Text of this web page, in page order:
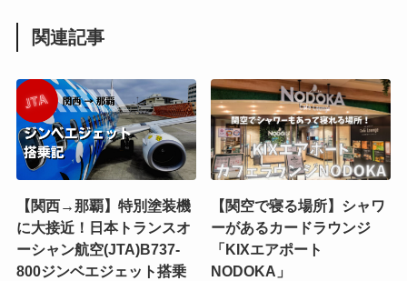
関連記事
【関西→那覇】特別塗装機
に大接近！日本トランスオ
ーシャン航空(JTA)B737-
800ジンベエジェット搭乗
【関空で寝る場所】シャワ
ーがあるカードラウンジ
「KIXエアポート
NODOKA」